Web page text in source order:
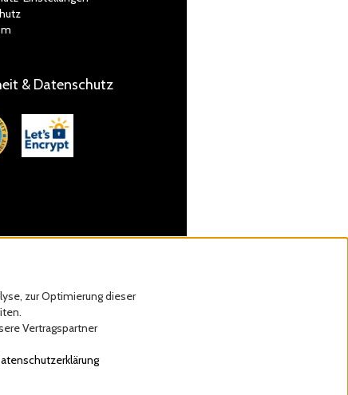
& Datenschutz
zur Optimierung dieser
Vertragspartner